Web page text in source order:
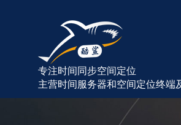
专注时间同步空间定位
主营时间服务器和空间定位终端